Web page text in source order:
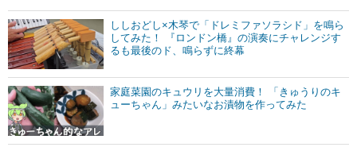
ししおどし×木琴で「ドレミファソラシド」を鳴ら
してみた！ 『ロンドン橋』の演奏にチャレンジす
るも最後のド、鳴らずに終幕
家庭菜園のキュウリを大量消費！ 「きゅうりのキ
ューちゃん」みたいなお漬物を作ってみた